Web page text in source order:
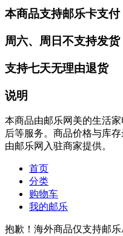
本商品支持邮乐卡支付
周六、周日不支持发货
支持七天无理由退货
说明
本商品由邮乐网美的生活
后等服务。商品价格与库
由邮乐网入驻商家提供。
首页
分类
购物车
我的邮乐
抱歉！海外商品仅支持邮